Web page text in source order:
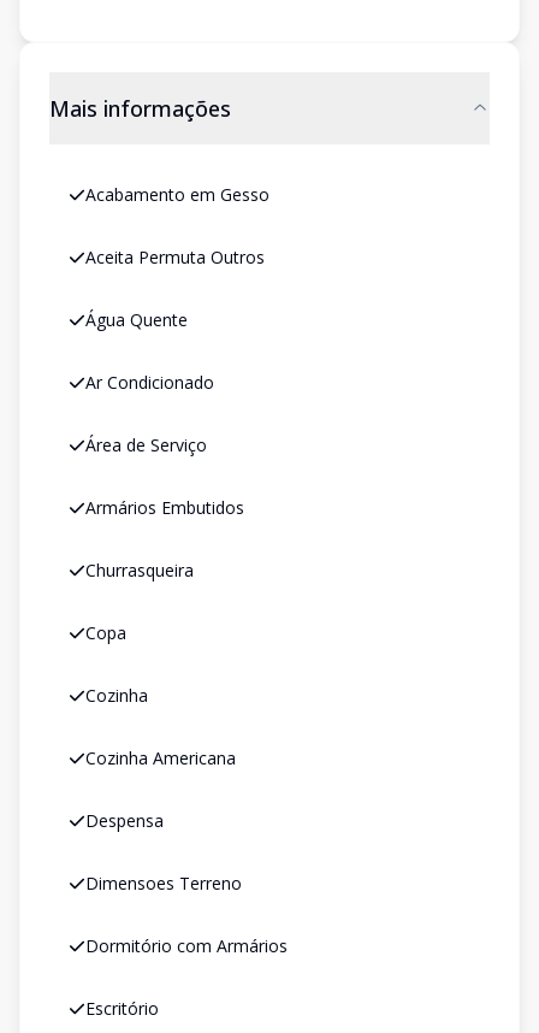
Mais informações
Acabamento em Gesso
Aceita Permuta Outros
Água Quente
Ar Condicionado
Área de Serviço
Armários Embutidos
Churrasqueira
Copa
Cozinha
Cozinha Americana
Despensa
Dimensoes Terreno
Dormitório com Armários
Escritório